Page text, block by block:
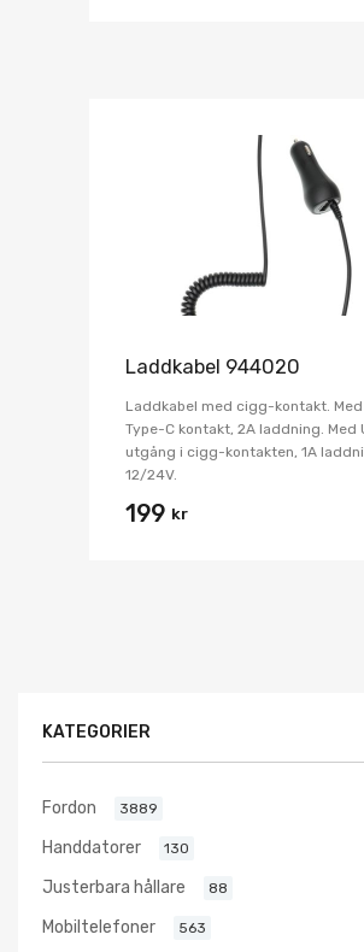
Laddkabel 944020
Laddkabel med cigg-kontakt. Med
Type-C kontakt, 2A laddning. Med
utgång i cigg-kontakten, 1A
12/24V.
199 kr
KATEGORIER
Fordon 3889
Handdatorer 130
Justerbara hållare 88
Mobiltelefoner 563